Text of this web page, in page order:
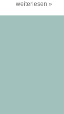
weiterlesen »